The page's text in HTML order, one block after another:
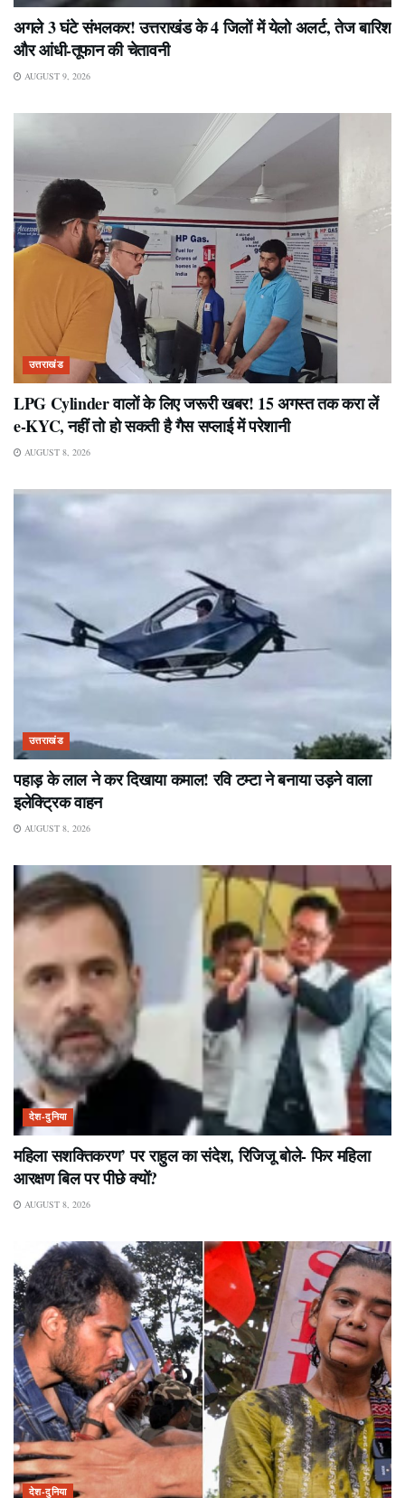
अगले 3 घंटे संभलकर! उत्तराखंड के 4 जिलों में येलो अलर्ट, तेज बारिश
और आंधी-तूफान की चेतावनी
AUGUST 9, 2026
उत्तराखंड
LPG Cylinder वालों के लिए जरूरी खबर! 15 अगस्त तक करा लें
e-KYC, नहीं तो हो सकती है गैस सप्लाई में परेशानी
AUGUST 8, 2026
उत्तराखंड
पहाड़ के लाल ने कर दिखाया कमाल! रवि टम्टा ने बनाया उड़ने वाला
इलेक्ट्रिक वाहन
AUGUST 8, 2026
देश-दुनिया
महिला सशक्तिकरण’ पर राहुल का संदेश, रिजिजू बोले- फिर महिला
आरक्षण बिल पर पीछे क्यों?
AUGUST 8, 2026
देश-दुनिया